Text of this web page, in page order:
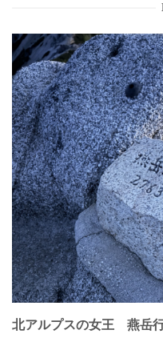
北アルプスの女王 燕岳